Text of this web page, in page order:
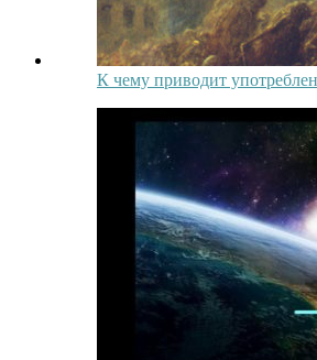
К чему приводит